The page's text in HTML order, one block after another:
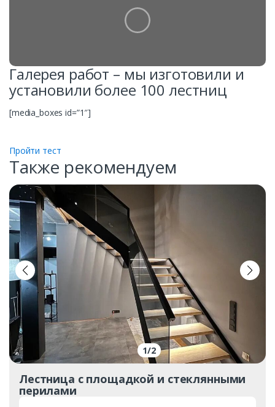
Галерея работ – мы изготовили и
установили более 100 лестниц
[media_boxes id=”1″]
Пройти тест
Также рекомендуем
1/2
Лестница с площадкой и стеклянными
перилами